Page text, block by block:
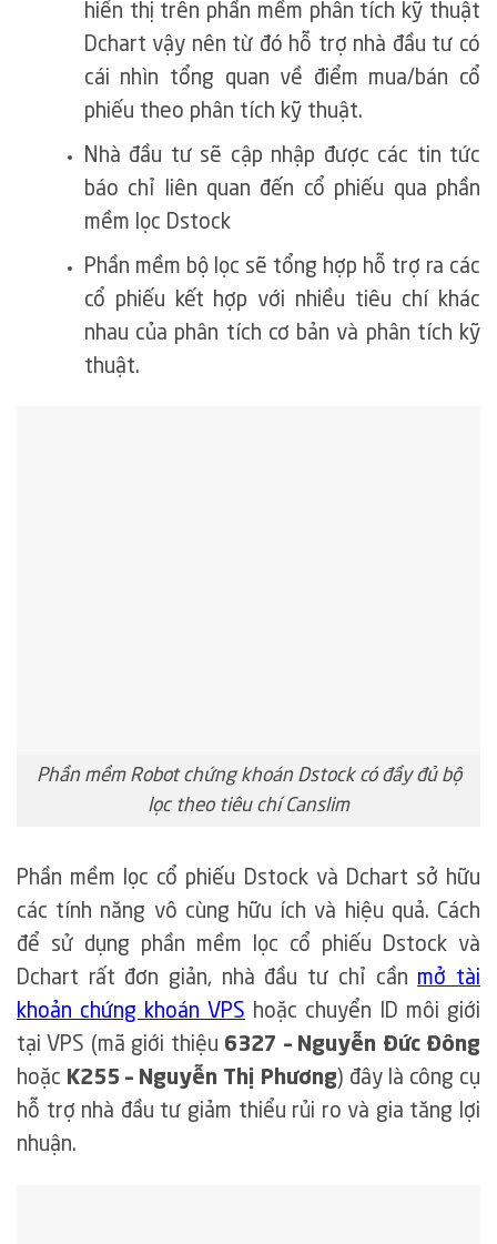
hiển thị trên phần mềm phân tích kỹ thuật
Dchart vậy nên từ đó hỗ trợ nhà đầu tư có
cái nhìn tổng quan về điểm mua/bán cổ
phiếu theo phân tích kỹ thuật.
Nhà đầu tư sẽ cập nhập được các tin tức
báo chỉ liên quan đến cổ phiếu qua phần
mềm lọc Dstock
Phần mềm bộ lọc sẽ tổng hợp hỗ trợ ra các
cổ phiếu kết hợp với nhiều tiêu chí khác
nhau của phân tích cơ bản và phân tích kỹ
thuật.
Phần mềm Robot chứng khoán Dstock có đầy đủ bộ
lọc theo tiêu chí Canslim
Phần mềm lọc cổ phiếu Dstock và Dchart sở hữu
các tính năng vô cùng hữu ích và hiệu quả. Cách
để sử dụng phần mềm lọc cổ phiếu Dstock và
Dchart rất đơn giản, nhà đầu tư chỉ cần mở tài
khoản chứng khoán VPS hoặc chuyển ID môi giới
tại VPS (mã giới thiệu 6327 – Nguyễn Đức Đông
hoặc K255 – Nguyễn Thị Phương) đây là công cụ
hỗ trợ nhà đầu tư giảm thiểu rủi ro và gia tăng lợi
nhuận.